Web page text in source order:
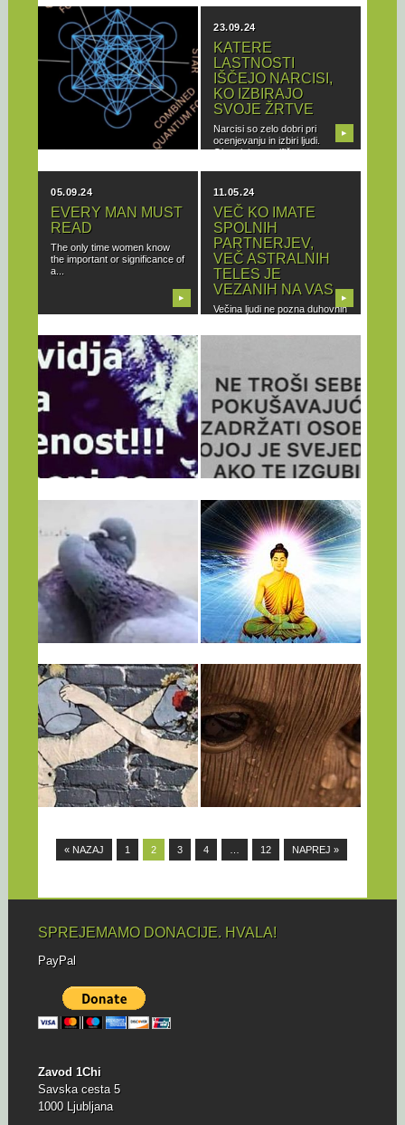
12.01.25
METATRONS
CUBE –
METATRONOVA
KOCKA
Metatronova Kocka, sveti
geometrijski vzorec, ki odraža
atomske...
23.09.24
KATERE
LASTNOSTI
IŠČEJO NARCISI,
KO IZBIRAJO
SVOJE ŽRTVE
Narcisi so zelo dobri pri
ocenjevanju in izbiri ljudi.
Obstajajo specifične...
▶
05.09.24
EVERY MAN MUST
READ
The only time women know
the important or significance of
a...
▶
11.05.24
VEČ KO IMATE
SPOLNIH
PARTNERJEV,
VEČ ASTRALNIH
TELES JE
VEZANIH NA VAS
Večina ljudi ne pozna duhovnih
▶
06.04.24
ZDRAVLJEIMA
POMOĆIPORUKA
PSIHOLOGA: ‘OD
UGAĐANJA
DRUGIMA NEĆETE
BITI NI ZDRAVI NI
SRETNI’
psihologa Boba Taibbija, ljudi
▶
PRESTANITE
TUGOVATI ZBOG
LJUDI KOJI SU BILI
SPREMNI OTIĆI OD
VAS KAO DA
NIKAD NISTE
POSTOJALI
voljeli, a koja nije imala iste
osjećaje...
NEPRAVDA ILI
SAMOĆA NISU
NAJGORE STVARI
U ŽIVOTU –
NAJGORE JE
ŽIVOT POTROŠITI
NA POGREŠNE
Upitan o najgorim trenucima u
životu, jedan čovek koji je
prošao...
21.02.24
31 BUDINA
IZREKA: NEĆETE
BITI KAŽNJENI ZA
SVOJ BIJES, BIT
ĆETE KAŽNJENI
SVOJIM BIJESOM!
Ono što jesmo rezultat je
28.01.24
“MUŽ I ŽENA
TREBA DA ŽIVE
JEDNO ZA DRUGO,
A NE JEDNO SA
DRUGIM” – FROJD
O GREŠKAMA U
BRAKU
od najznačajnijih...
▶
23.01.24
STE POSTALI
ŽRTEV NARCISA?
Prepoznati, ali ste žrtev
narcisa, je lahko zahtevno, saj
narcisistične osebnostne...
▶
« NAZAJ 1 2 3 4 12 NAPREJ »
SPREJEMAMO DONACIJE. HVALA!
PayPal
Zavod 1Chi
Savska cesta 5
1000 Ljubljana